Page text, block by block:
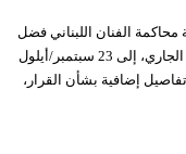
الفنان اللبناني فضل
شاكر، التي كانت مقرر عقدها في 5 أغسطس/آب الجاري، إلى 23 سبتمبر/أيلول
إضافية بشأن القرار،